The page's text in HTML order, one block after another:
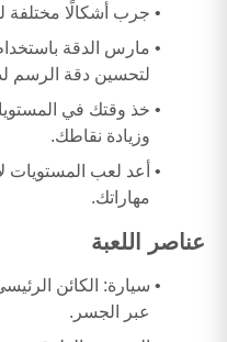
جرب أشكالًا مختلفة
مارس الدقة
لتحسين دقة الرسم
خذ وقتك في
وزيادة نقاطك.
أعد لعب المستويات
مهاراتك.
عناصر اللعبة
سيارة: الكائن
عبر الجسر.